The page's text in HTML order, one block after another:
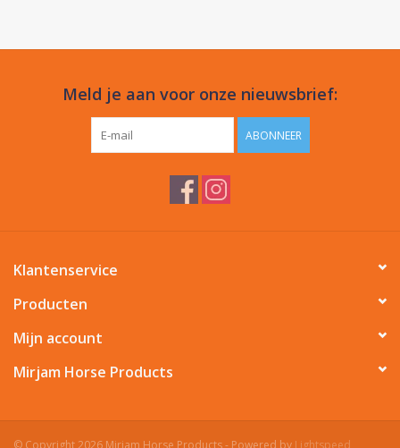
Meld je aan voor onze nieuwsbrief:
ABONNEER
Klantenservice
Producten
Mijn account
Mirjam Horse Products